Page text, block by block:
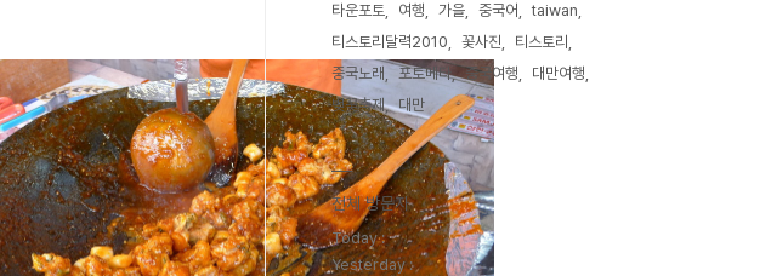
타운포토
여행 가을 중국어
taiwan
티스토리달력2010
꽃사진
티스토리
중국노래
포토메타 중국여행
대만여행
벚꽃축제
대만
전체 방문자
Today :
Yesterday :